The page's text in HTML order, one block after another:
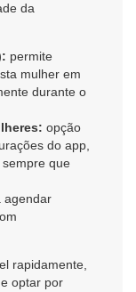
da
permite
mulher em
durante o
opção
do app,
que
agendar
rapidamente,
optar por